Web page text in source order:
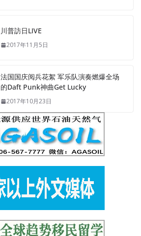
川普訪日LIVE
2017年11月5日
法国国庆阅兵花絮 军乐队演奏燃爆全场
的Daft Punk神曲Get Lucky
2017年10月23日